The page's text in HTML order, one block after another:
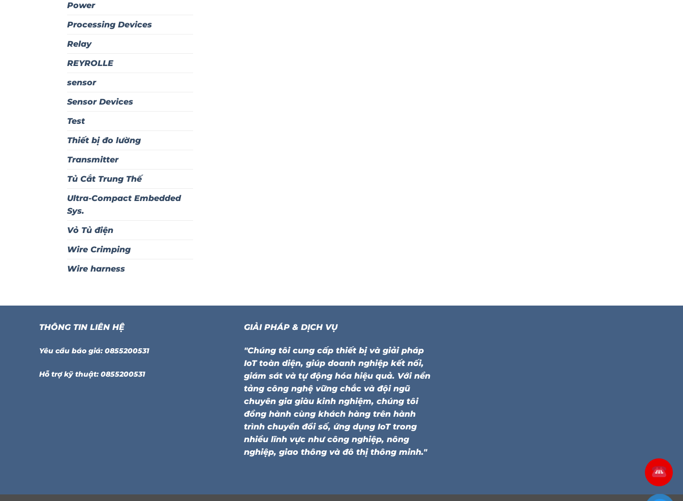
Power
Processing Devices
Relay
REYROLLE
sensor
Sensor Devices
Test
Thiết bị đo lường
Transmitter
Tủ Cắt Trung Thế
Ultra-Compact Embedded
Sys.
Vỏ Tủ điện
Wire Crimping
Wire harness
THÔNG TIN LIÊN HỆ
Yêu cầu báo giá: 0855200531
Hỗ trợ kỹ thuật: 0855200531
GIẢI PHÁP & DỊCH VỤ
"Chúng tôi cung cấp thiết bị và giải pháp
IoT toàn diện, giúp doanh nghiệp kết nối,
giám sát và tự động hóa hiệu quả. Với nền
tảng công nghệ vững chắc và đội ngũ
chuyên gia giàu kinh nghiệm, chúng tôi
đồng hành cùng khách hàng trên hành
trình chuyển đổi số, ứng dụng IoT trong
nhiều lĩnh vực như công nghiệp, nông
nghiệp, giao thông và đô thị thông minh."